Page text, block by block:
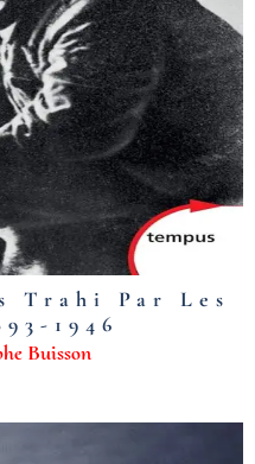
Trahi Par Les
1946
Buisson